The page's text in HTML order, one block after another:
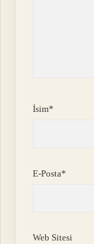
İsim*
E-Posta*
Web Sitesi